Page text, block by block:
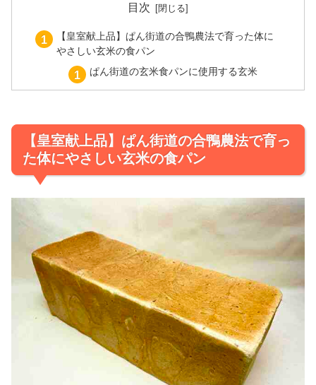
目次
【皇室献上品】ぱん街道の合鴨農法で育った体に
やさしい玄米の食パン
ぱん街道の玄米食パンに使用する玄米
【皇室献上品】ぱん街道の合鴨農法で育っ
た体にやさしい玄米の食パン